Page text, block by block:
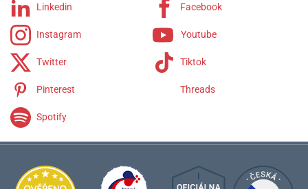
Linkedin Facebook
Instagram Youtube
Twitter Tiktok
Pinterest Threads
Spotify